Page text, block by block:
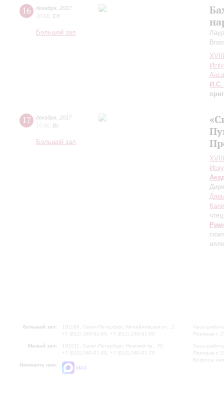
16 декабря 2017
20:00 Сб
Большой зал
И.С.
17 декабря 2017
15:00 Вс
Большой зал
Большой зал:
191186, Санкт-Петербург, Михайловская ул., 2
+7 (812) 240-01-00, +7 (812) 240-01-80
Малый зал:
191011, Санкт-Петербург, Невский пр., 30
+7 (812) 240-01-00, +7 (812) 240-01-70
Напишите нам:
MAX
Часы
Перерыв с
Часы
Перерыв с
Вопросы